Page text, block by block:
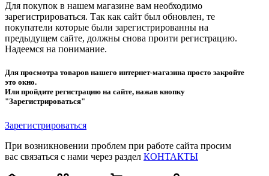
Для покупок в нашем магазине вам необходимо
зарегистрироваться. Так как сайт был обновлен, те
покупатели которые были зарегистрированны на
предыдущем сайте, должны снова проити регистрацию.
Надеемся на понимание.
Для просмотра товаров нашего интернет-магазина просто закройте
это окно.
Или пройдите регистрацию на сайте, нажав кнопку
"Зарегистрироваться"
Зарегистрироваться
При возникновении проблем при работе сайта просим
вас связаться с нами через раздел КОНТАКТЫ